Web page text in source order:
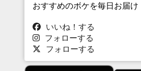
おすすめのボケを毎日お届け
いいね！する
フォローする
フォローする